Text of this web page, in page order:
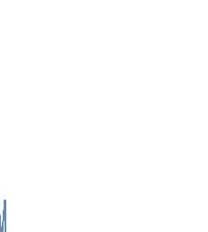
- Bridge Media
kanał
na Litwie